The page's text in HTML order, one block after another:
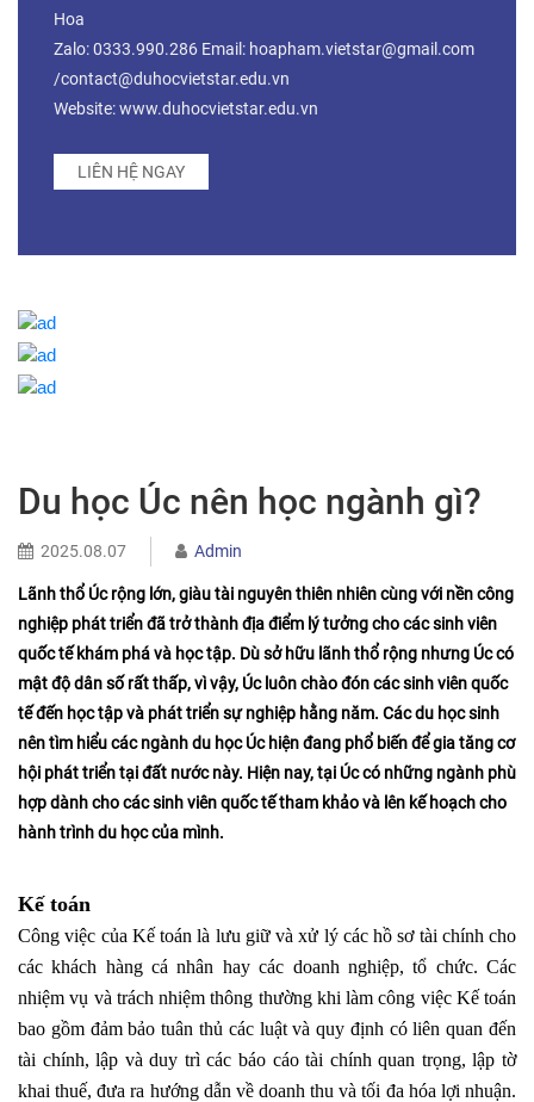
Hoa
Zalo: 0333.990.286 Email: hoapham.vietstar@gmail.com
/contact@duhocvietstar.edu.vn
Website: www.duhocvietstar.edu.vn
LIÊN HỆ NGAY
Du học Úc nên học ngành gì?
2025.08.07 Admin
Lãnh thổ Úc rộng lớn, giàu tài nguyên thiên nhiên cùng với nền công
nghiệp phát triển đã trở thành địa điểm lý tưởng cho các sinh viên
quốc tế khám phá và học tập. Dù sở hữu lãnh thổ rộng nhưng Úc có
mật độ dân số rất thấp, vì vậy, Úc luôn chào đón các sinh viên quốc
tế đến học tập và phát triển sự nghiệp hằng năm. Các du học sinh
nên tìm hiểucác ngành du học Úchiện đang phổ biến để gia tăng cơ
hội phát triển tại đất nước này. Hiện nay, tại Úc có những ngành phù
hợp dành cho các sinh viên quốc tế tham khảo và lên kế hoạch cho
hành trình du học của mình.
Kế toán
Công việc của Kế toán là lưu giữ và xử lý các hồ sơ tài chính cho
các khách hàng cá nhân hay các doanh nghiệp, tổ chức. Các
nhiệm vụ và trách nhiệm thông thường khi làm công việc Kế toán
bao gồm đảm bảo tuân thủ các luật và quy định có liên quan đến
tài chính, lập và duy trì các báo cáo tài chính quan trọng, lập tờ
khai thuế, đưa ra hướng dẫn về doanh thu và tối đa hóa lợi nhuận.